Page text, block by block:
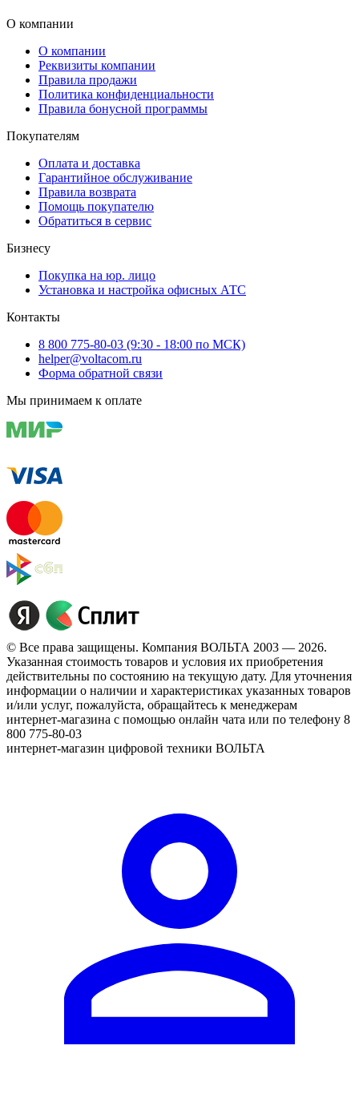
О компании
О компании
Реквизиты компании
Правила продажи
Политика конфиденциальности
Правила бонусной программы
Покупателям
Оплата и доставка
Гарантийное обслуживание
Правила возврата
Помощь покупателю
Обратиться в сервис
Бизнесу
Покупка на юр. лицо
Установка и настройка офисных АТС
Контакты
8 800 775-80-03 (9:30 - 18:00 по МСК)
helper@voltacom.ru
Форма обратной связи
Мы принимаем к оплате
© Все права защищены. Компания ВОЛЬТА 2003 — 2026.
Указанная стоимость товаров и условия их приобретения
действительны по состоянию на текущую дату. Для уточнения
информации о наличии и характеристиках указанных товаров
и/или услуг, пожалуйста, обращайтесь к менеджерам
интернет-магазина с помощью онлайн чата или по телефону 8
800 775-80-03
интернет-магазин цифровой техники ВОЛЬТА